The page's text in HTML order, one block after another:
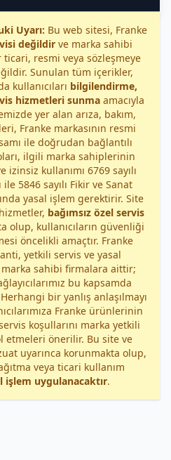
Uyarı: Bu web sitesi, Franke
değildirve marka sahibi
resmi veya sözleşmeye
Sunulan tüm içerikler,
kullanıcıları bilgilendirme,
hizmetleri sunma amacıyla
yer alan arıza, bakım,
Franke markasının resmi
ile doğrudan bağlantılı
ilgili marka sahiplerinin
kullanımı 6769 sayılı
5846 sayılı Fikir ve Sanat
yasal işlem gerektirir. Site
bağımsız özel servis
olup, kullanıcıların güvenliği
öncelikli amaçtır. Franke
yetkili servis ve yasal
sahibi firmalara aittir;
bu kapsamda
bir yanlış anlaşılmayı
Franke ürünlerinin
koşullarını marka yetkili
etmeleri önerilir. Bu site ve
uyarınca korunmakta olup,
veya ticari kullanım
işlem uygulanacaktır.